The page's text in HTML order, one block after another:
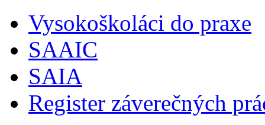
Vysokoškoláci do praxe
SAAIC
SAIA
Register záverečných